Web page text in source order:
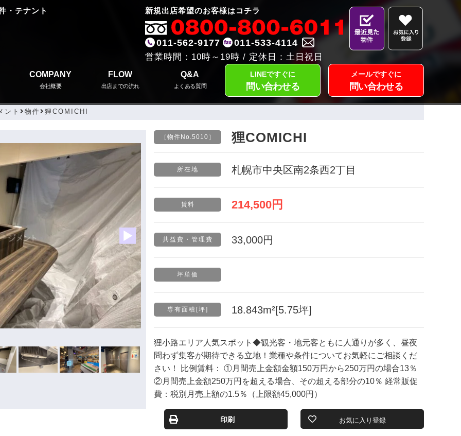
・テナント 新規出店希望のお客様はコチラ
011-562-9177 011-533-4114
営業時間：10時～19時 / 定休日：土日祝日
COMPANY
会社概要
FLOW
出店までの流れ
Q&A
よくある質問
LINEですぐに
問い合わせる
メールですぐに
問い合わせる
ント 物件 狸COMICHI
［物件No.5010］ 狸COMICHI
所在地 札幌市中央区南2条西2丁目
賃料 214,500円
共益費・ 管理費 33,000円
坪単価
専有面積[坪] 18.843m²[5.75坪]
狸小路エリア人気スポット◆観光客・地元客ともに人通りが多く、昼夜
問わず集客が期待できる立地！業種や条件についてお気軽にご相談くだ
さい！ 比例賃料： ①月間売上金額金額150万円から250万円の場合13％
②月間売上金額250万円を超える場合、その超える部分の10％ 経常販促
費：税別月売上額の1.5％（上限額45,000円）
印刷 お気に入り登録